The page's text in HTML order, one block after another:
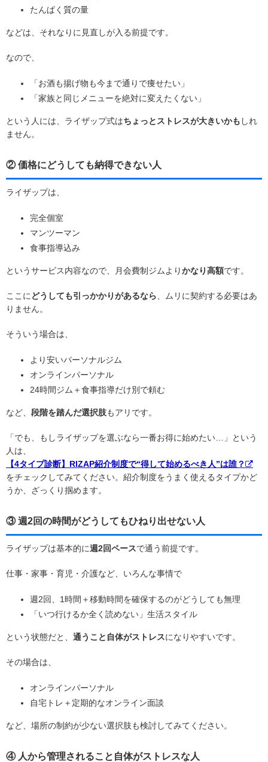
たんぱく質の量
などは、それなりに見直しが入る前提です。
なので、
「お酒も揚げ物も今まで通りで痩せたい」
「家族と同じメニューを絶対に変えたくない」
という人には、ライザップ式はちょっとストレスが大きいかも しれ
ません。
② 価格にどうしても納得できない人
ライザップは、
完全個室
マンツーマン
食事指導込み
というサービス内容なので、月会費制ジムよりかなり高額です。
ここに どうしても引っかかりがあるなら 、ムリに契約する必要はあ
りません。
そういう場合は、
より安いパーソナルジム
オンラインパーソナル
24時間ジム＋食事指導だけ別で頼む
など、 段階を踏んだ選択肢もアリです。
「でも、もしライザップを選ぶなら一番お得に始めたい…」という
人は、
【4タイプ診断】RIZAP紹介制度で“得して始めるべき人”は誰？
をチェックしてみてください。紹介制度をうまく使えるタイプかど
うか、ざっくり掴めます。
③ 週2回の時間がどうしてもひねり出せない人
ライザップは基本的に週2回ペースで通う前提です。
仕事・家事・育児・介護など、いろんな事情で
週2回、1時間＋移動時間を確保するのがどうしても無理
「いつ行けるか全く読めない」生活スタイル
という状態だと、 通うこと自体がストレスになりやすいです。
その場合は、
オンラインパーソナル
自宅トレ＋定期的なオンライン面談
など、場所の制約が少ない選択肢も検討してみてください。
④ 人から管理されること自体がストレスな人